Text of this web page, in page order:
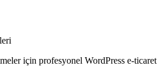
için profesyonel WordPress e-ticaret